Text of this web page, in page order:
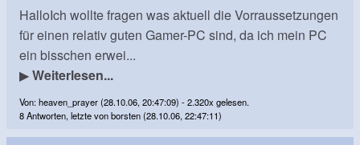
HalloIch wollte fragen was aktuell die Vorraussetzungen
für einen relativ guten Gamer-PC sind, da ich mein PC
ein bisschen erwei...
▶Weiterlesen...
Von: heaven_prayer (28.10.06, 20:47:09) - 2.320x gelesen.
8 Antworten, letzte von borsten (28.10.06, 22:47:11)